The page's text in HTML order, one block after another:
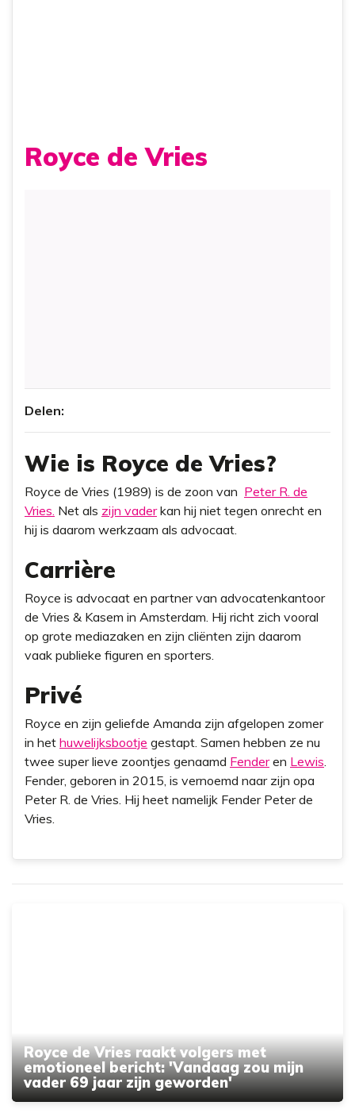
Royce de Vries
Delen:
Wie is Royce de Vries?
Royce de Vries (1989) is de zoon van Peter R. de
Vries. Net als zijn vaderkan hij niet tegen onrecht en
hij is daarom werkzaam als advocaat.
Carrière
Royce is advocaat en partner van advocatenkantoor
de Vries & Kasem in Amsterdam. Hij richt zich vooral
op grote mediazaken en zijn cliënten zijn daarom
vaak publieke figuren en sporters.
Privé
Royce en zijn geliefde Amanda zijn afgelopen zomer
in het huwelijksbootje gestapt. Samen hebben ze nu
twee super lieve zoontjes genaamd Fenderen Lewis
Fender, geboren in 2015, is vernoemd naar zijn opa
Peter R. de Vries. Hij heet namelijk Fender Peter de
Vries.
Royce de Vries raakt volgers met
emotioneel bericht: 'Vandaag zou mijn
vader 69 jaar zijn geworden'